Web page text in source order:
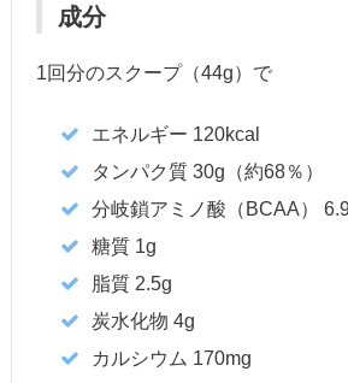
成分
1回分のスクープ（44g）で
エネルギー 120kcal
タンパク質 30g（約68％）
分岐鎖アミノ酸（BCAA）
糖質 1g
脂質 2.5g
炭水化物 4g
カルシウム 170mg